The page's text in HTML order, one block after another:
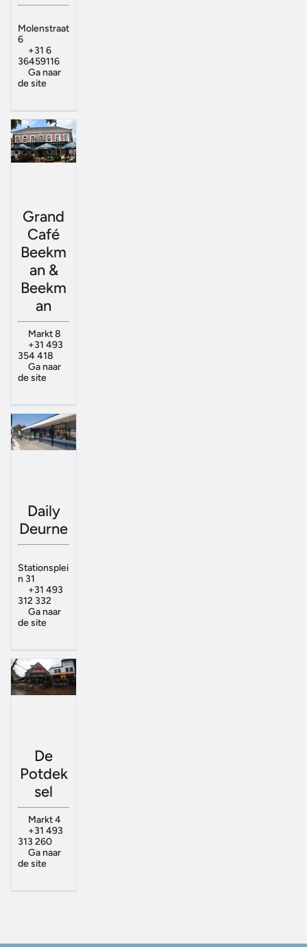
Molenstraat
6
+31 6
36459116
Ga naar
de site
Grand
Café
Beekm
an &
Beekm
an
Markt 8
+31 493
354 418
Ga naar
de site
Daily
Deurne
Stationsplei
n 31
+31 493
312 332
Ga naar
de site
De
Potdek
sel
Markt 4
+31 493
313 260
Ga naar
de site